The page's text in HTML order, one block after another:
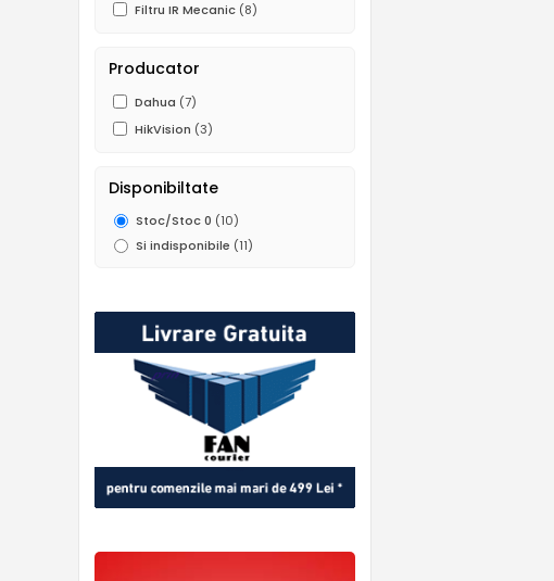
Filtru IR Mecanic (8)
Producator
Dahua (7)
HikVision (3)
Disponibiltate
Stoc/Stoc 0 (10)
Si indisponibile (11)